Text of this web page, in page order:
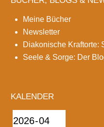
Meine Bücher
Newsletter
Diakonische Kraftorte:
Seele & Sorge: Der
KALENDER